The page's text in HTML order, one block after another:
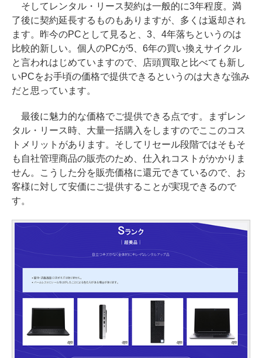
そしてレンタル・リース契約は一般的に3年程度。満
了後に契約延長するものもありますが、多くは返却され
ます。昨今のPCとして見ると、3、4年落ちというのは
比較的新しい。個人のPCが5、6年の買い換えサイクル
と言われはじめていますので、店頭買取と比べても新し
いPCをお手頃の価格で提供できるというのは大きな強み
だと思っています。
最後に魅力的な価格でご提供できる点です。まずレン
タル・リース時、大量一括購入をしますのでここのコス
トメリットがあります。そしてリセール段階ではそもそ
も自社管理商品の販売のため、仕入れコストがかかりま
せん。こうした分を販売価格に還元できているので、お
客様に対して安価にご提供することが実現できるので
す。